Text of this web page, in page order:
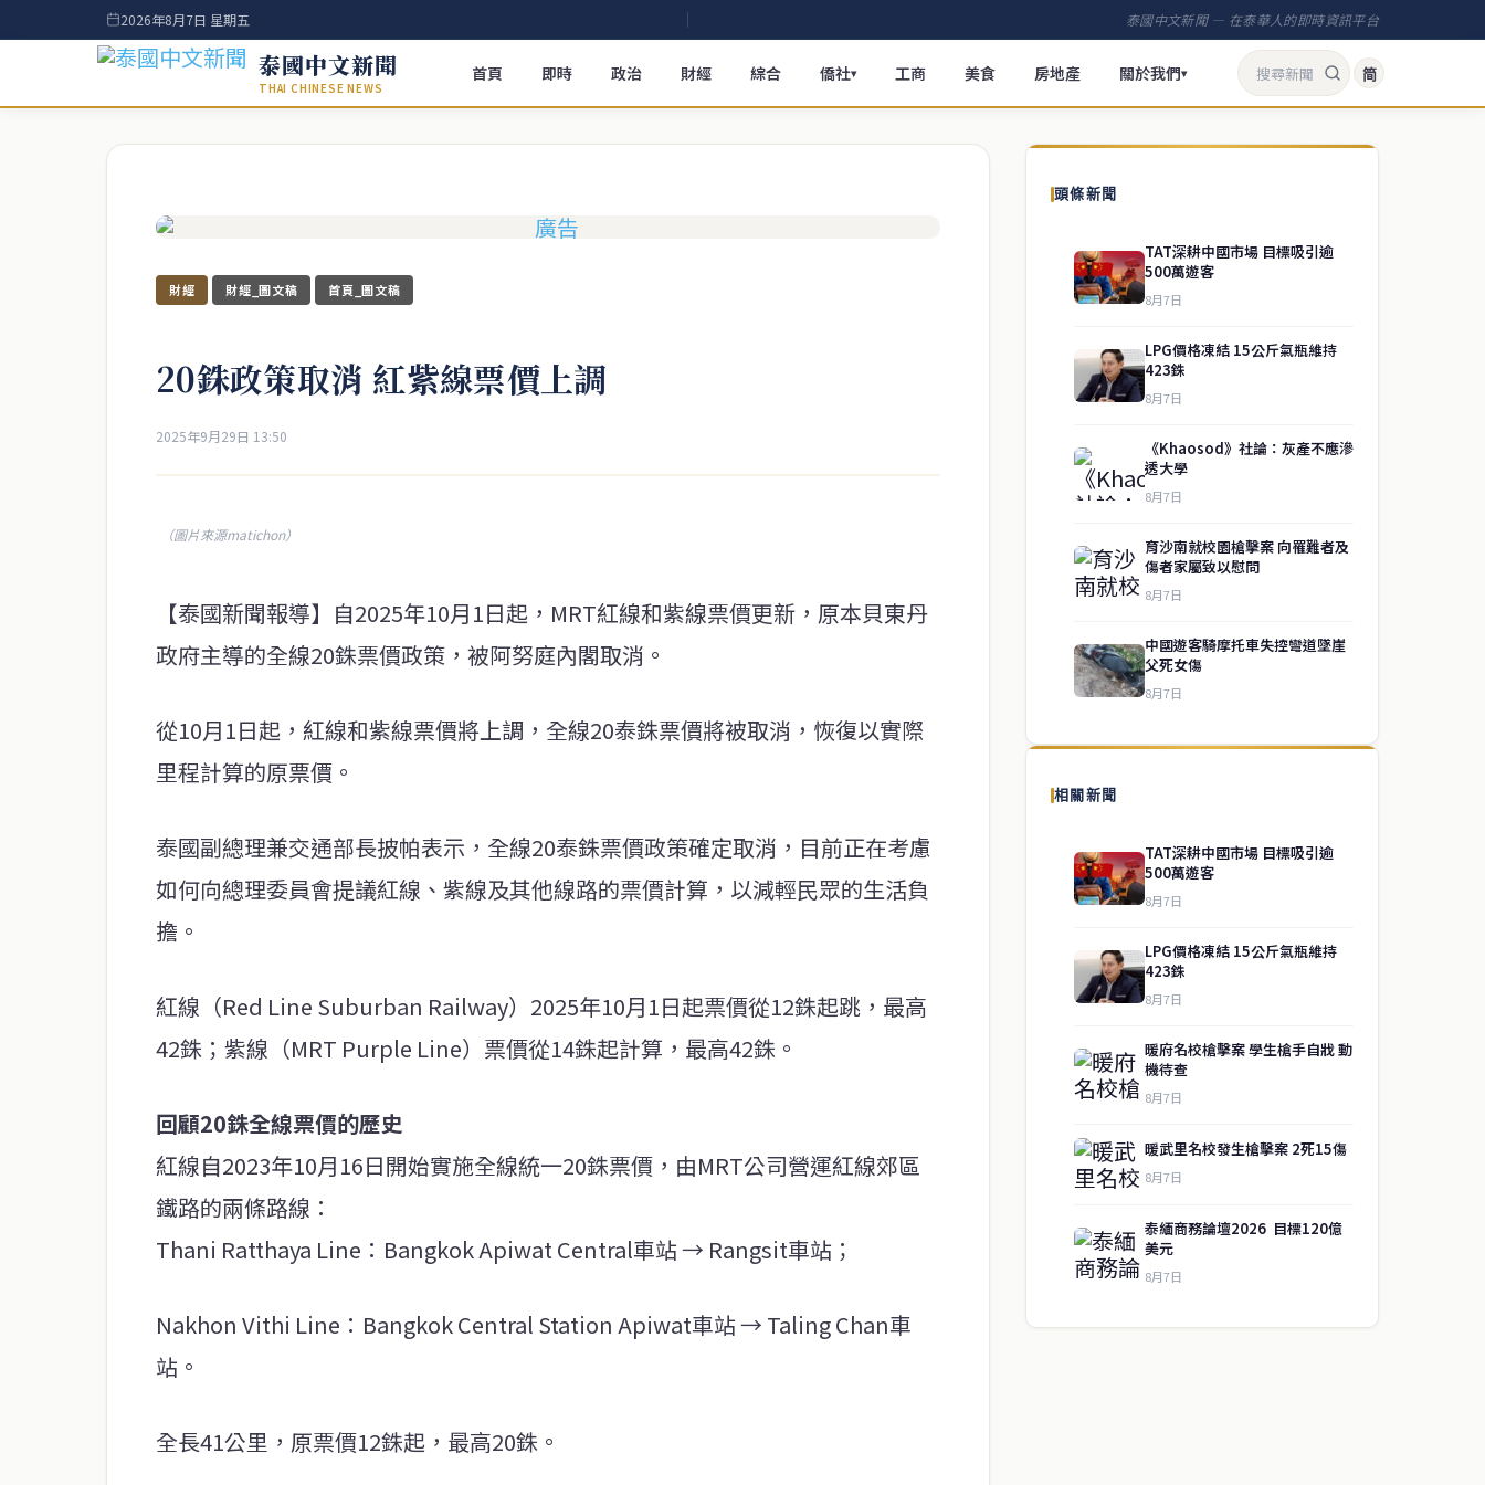
2026年8月7日 星期五 泰國中文新聞 — 在泰華人的即時資訊平台
泰國中文新聞
THAI CHINESE NEWS
首頁 即時 政治 財經 綜合 僑社▾ 工商 美食 房地產 關於我們▾ 简
財經 財經_圖文稿 首頁_圖文稿
20銖政策取消 紅紫線票價上調
2025年9月29日 13:50
（圖片來源matichon）
【泰國新聞報導】自2025年10月1日起，MRT紅線和紫線票價更新，原本貝東丹
政府主​​導的全線20銖票價政策，被阿努庭內閣取消。
從10月1日起，紅線和紫線票價將上調，全線20泰銖票價將被取消，恢復以實際
里程計算的原票價。
泰國副總理兼交通部長披帕表示，全線20泰銖票價政策確定取消，目前正在考慮
如何向總理委員會提議紅線、紫線及其他線路的票價計算，以減輕民眾的生活負
擔。
紅線（Red Line Suburban Railway）2025年10月1日起票價從12銖起跳，最高
42銖；紫線（MRT Purple Line）票價從14銖起計算，最高42銖。
回顧20銖全線票價的歷史
紅線自2023年10月16日開始實施全線統一20銖票價，由MRT公司營運紅線郊區
鐵路的兩條路線：
Thani Ratthaya Line：Bangkok Apiwat Central車站 → Rangsit車站；
Nakhon Vithi Line：Bangkok Central Station Apiwat車站 → Taling Chan車
站。
全長41公里，原票價12銖起，最高20銖。
頭條新聞
TAT深耕中國市場 目標吸引逾
500萬遊客
8月7日
LPG價格凍結 15公斤氣瓶維持
423銖
8月7日
《Khaosod》社論：灰產不應滲
透大學
8月7日
育沙南就校園槍擊案 向罹難者及
傷者家屬致以慰問
8月7日
中國遊客騎摩托車失控彎道墜崖
父死女傷
8月7日
相關新聞
TAT深耕中國市場 目標吸引逾
500萬遊客
8月7日
LPG價格凍結 15公斤氣瓶維持
423銖
8月7日
暖府名校槍擊案 學生槍手自戕 動
機待查
8月7日
暖武里名校發生槍擊案 2死15傷
8月7日
泰緬商務論壇2026 目標120億
美元
8月7日